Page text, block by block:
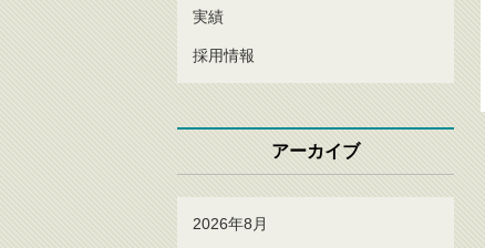
実績
採用情報
アーカイブ
2026年8月